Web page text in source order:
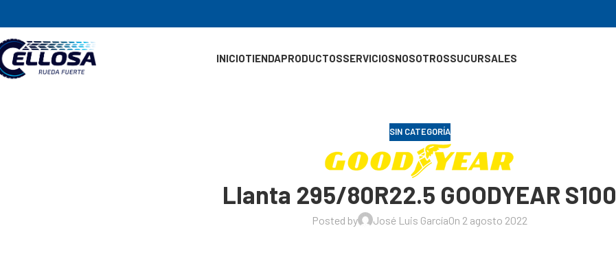
INICIOTIENDAPRODUCTOSSERVICIOSNOSOTROSSUCURSALES
SIN CATEGORÍA
Llanta 295/80R22.5 GOODYEAR S100
Posted by José Luis GarcíaOn 2 agosto 2022